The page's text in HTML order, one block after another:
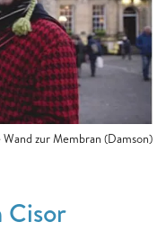
zur Membran (Damson)
Cisor